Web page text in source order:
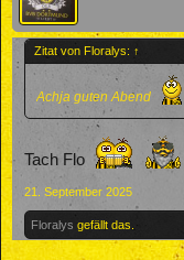
Zitat von Floralys: ↑
Achja guten Abend
Tach Flo
21. September 2025
Floralys gefällt das.